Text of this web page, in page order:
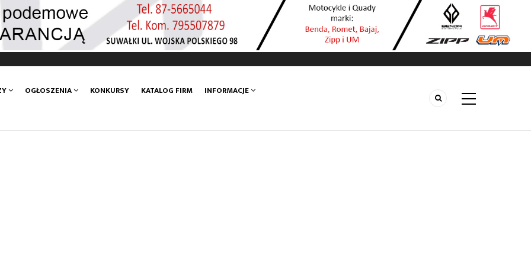
OGŁOSZENIA KONKURSY KATALOG FIRM INFORMACJE